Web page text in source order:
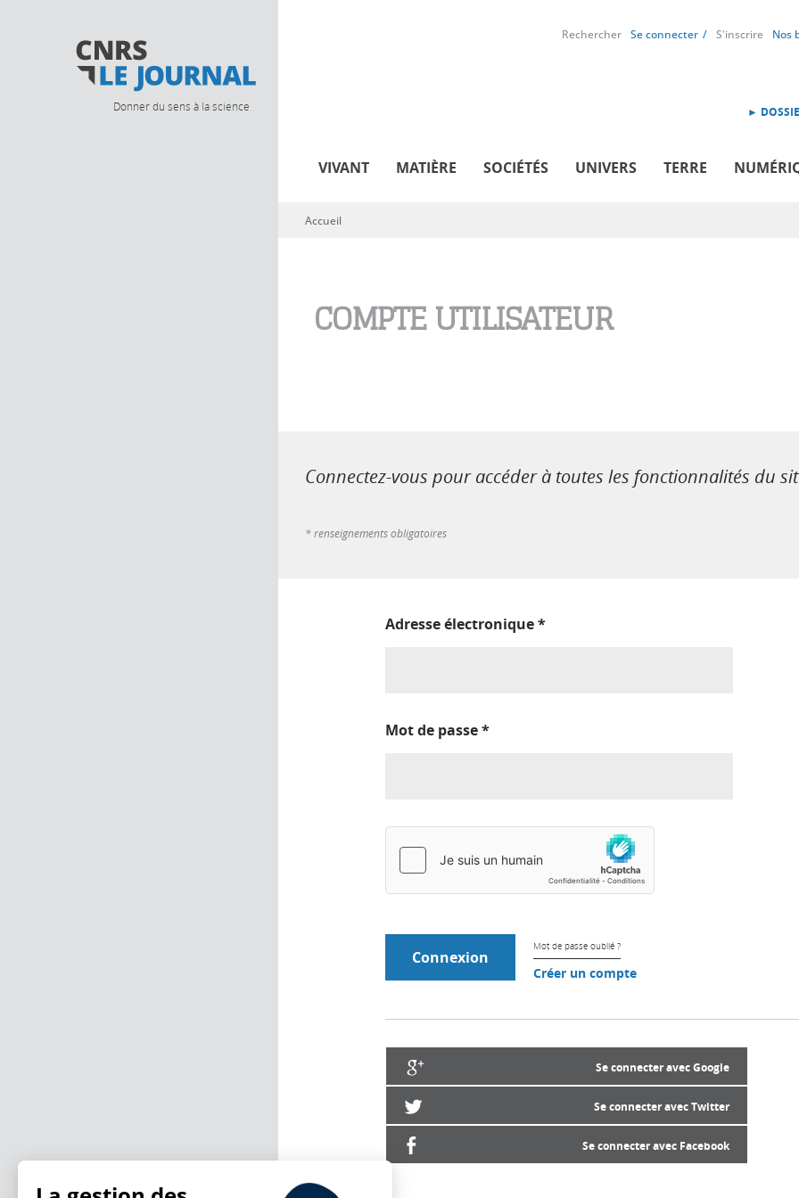
Donner du sens à la science
Rechercher Se connecter S'inscrire Nos
►
VIVANT MATIÈRE SOCIÉTÉS UNIVERS TERRE
Vous êtes ici
Accueil
COMPTE UTILISATEUR
Connectez-vous pour accéder à toutes les fonctionnalités du
* renseignements obligatoires
Adresse électronique*
Mot de passe*
Mot de passe oublié ?
Créer un compte
Se connecter avec Google
Se connecter avec Twitter
Se connecter avec Facebook